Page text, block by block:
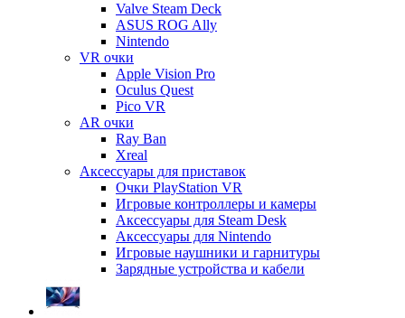
Valve Steam Deck
ASUS ROG Ally
Nintendo
VR очки
Apple Vision Pro
Oculus Quest
Pico VR
AR очки
Ray Ban
Xreal
Аксессуары для приставок
Очки PlayStation VR
Игровые контроллеры и камеры
Аксессуары для Steam Desk
Аксессуары для Nintendo
Игровые наушники и гарнитуры
Зарядные устройства и кабели